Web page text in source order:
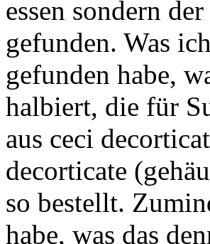
essen sondern
gefunden. Was
gefunden habe,
halbiert, die für
aus ceci
decorticate
so bestellt.
habe, was das